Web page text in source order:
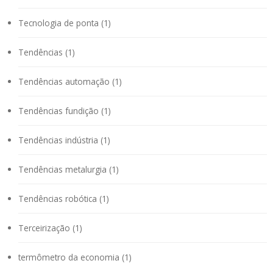
Tecnologia de ponta (1)
Tendências (1)
Tendências automação (1)
Tendências fundição (1)
Tendências indústria (1)
Tendências metalurgia (1)
Tendências robótica (1)
Terceirização (1)
termômetro da economia (1)